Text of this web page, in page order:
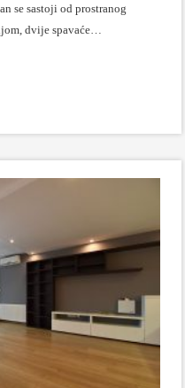
se sastoji od prostranog
dvije spavaće…